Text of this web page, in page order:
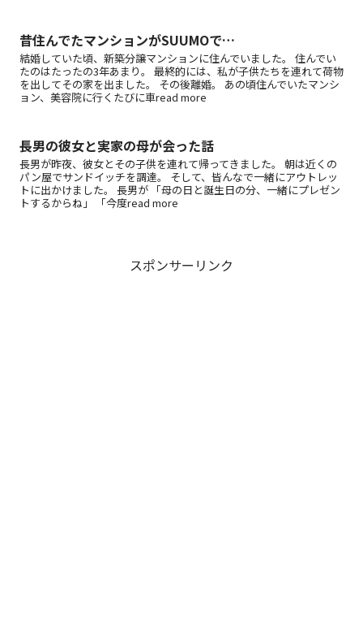
昔住んでたマンションがSUUMOで…
結婚していた頃、新築分譲マンションに住んでいました。 住んでい
たのはたったの3年あまり。 最終的には、私が子供たちを連れて荷物
を出してその家を出ました。 その後離婚。 あの頃住んでいたマンシ
ョン、美容院に行くたびに車read more
長男の彼女と実家の母が会った話
長男が昨夜、彼女とその子供を連れて帰ってきました。 朝は近くの
パン屋でサンドイッチを調達。 そして、皆んなで一緒にアウトレッ
トに出かけました。 長男が 「母の日と誕生日の分、一緒にプレゼン
トするからね」 「今度read more
スポンサーリンク